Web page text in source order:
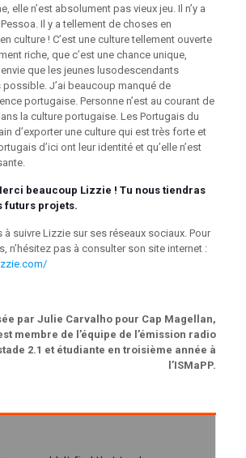
elle n’est absolument pas vieux jeu. Il n’y a
Il y a tellement de choses en
culture ! C’est une culture tellement ouverte
riche, que c’est une chance unique,
que les jeunes lusodescendants
possible. J’ai beaucoup manqué de
portugaise. Personne n’est au courant de
la culture portugaise. Les Portugais du
d’exporter une culture qui est très forte et
d’ici ont leur identité et qu’elle n’est
beaucoup Lizzie ! Tu nous tiendras
futurs projets.
suivre Lizzie sur ses réseaux sociaux. Pour
n’hésitez pas à consulter son site internet :
par Julie Carvalho pour Cap Magellan,
membre de l’équipe de l’émission radio
2.1 et étudiante en troisième année à
l’ISMaPP.